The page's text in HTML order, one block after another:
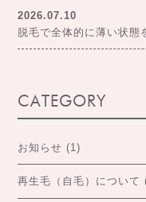
2026.07.10
脱毛で全体的に薄い状態
CATEGORY
お知らせ (1)
再生毛（自毛）について